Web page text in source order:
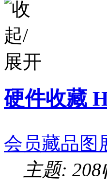
硬件收藏
会员藏品图
主题: 208